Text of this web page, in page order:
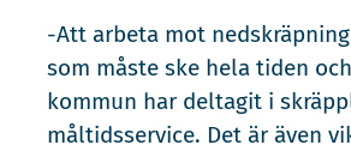
-Att arbeta mot
som måste ske hela tiden
kommun har deltagit i
måltidsservice. Det är även